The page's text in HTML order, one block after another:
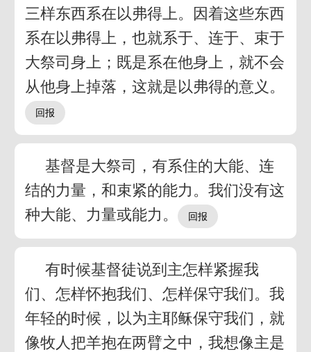
三样东西系在以弗得上。因着这些东西
系在以弗得上，也就系于、连于、束于
大祭司身上；既是系在他身上，就不会
从他身上掉落，这就是以弗得的意义。
基督是大祭司，有系住的大能、连
结的力量，和束紧的能力。我们没有这
种大能、力量或能力。
有时候基督徒说到主怎样紧握我
们、怎样怀抱我们、怎样保守我们。我
年轻的时候，以为主耶稣保守我们，就
像牧人把羊抱在两臂之中，我想像主是